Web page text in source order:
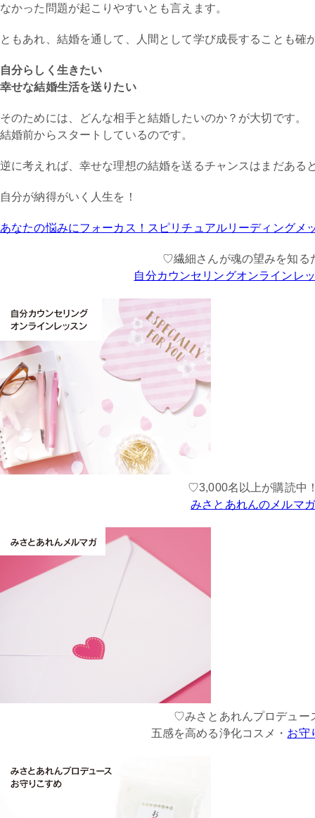
なかった問題が起こりやすいとも言えます。
ともあれ、結婚を通して、人間として学び成長することも確
自分らしく生きたい
幸せな結婚生活を送りたい
そのためには、どんな相手と結婚したいのか？が大切です。
結婚前からスタートしているのです。
逆に考えれば、幸せな理想の結婚を送るチャンスはまだある
自分が納得がいく人生を！
あなたの悩みにフォーカス！スピリチュアルリーディングメ
♡繊細さんが魂の望みを知る
自分カウンセリングオンラインレ
♡3,000名以上が購読中
みさとあれんのメルマガ
♡みさとあれんプロデュー
五感を高める浄化コスメ・ お守